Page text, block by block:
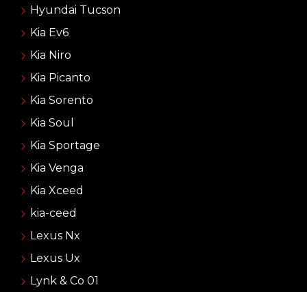
Hyundai Tucson
Kia Ev6
Kia Niro
Kia Picanto
Kia Sorento
Kia Soul
Kia Sportage
Kia Venga
Kia Xceed
kia-ceed
Lexus Nx
Lexus Ux
Lynk & Co 01